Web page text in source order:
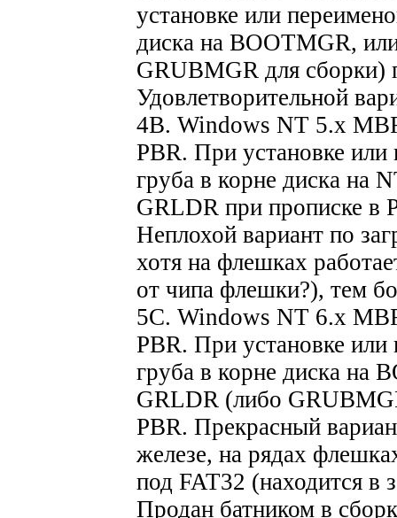
установке или
диска на BOOTMGR,
GRUBMGR для сборки)
Удовлетворительной
4B. Windows NT 5.x
PBR. При установке или
груба в корне диска на
GRLDR при прописке в
Неплохой вариант по
хотя на флешках
от чипа флешки?), тем
5C. Windows NT 6.x
PBR. При установке или
груба в корне диска на
GRLDR (либо
PBR. Прекрасный
железе, на рядах
под FAT32 (находится в
Продан батником в